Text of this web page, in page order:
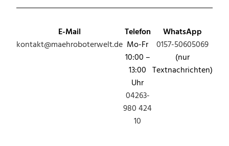
E-Mail
kontakt@maehroboterwelt.de
Telefon
Mo-Fr
10:00 –
13:00
Uhr
04263-
980 424
10
WhatsApp
0157-50605069
(nur
Textnachrichten)